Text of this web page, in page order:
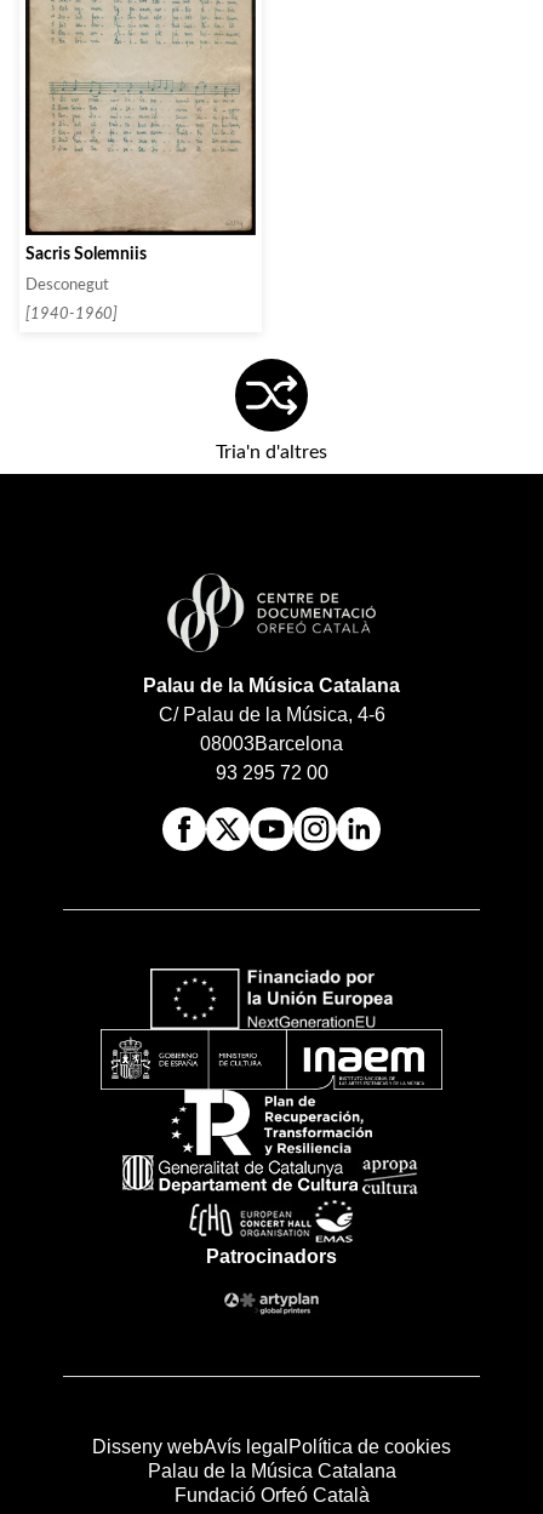
Sacris Solemniis
Desconegut
[1940-1960]
Tria'n d'altres
Palau de la Música Catalana
C/ Palau de la Música, 4-6
08003Barcelona
93 295 72 00
Patrocinadors
Disseny webAvís legal Política de cookies
Palau de la Música Catalana
Fundació Orfeó Català